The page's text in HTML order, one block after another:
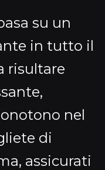
su un
in tutto il
risultare
nel
di
assicurati